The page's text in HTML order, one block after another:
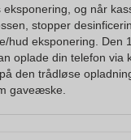
eksponering, og når
stopper
hud eksponering. Den
oplade din telefon via
den trådløse
gaveæske.